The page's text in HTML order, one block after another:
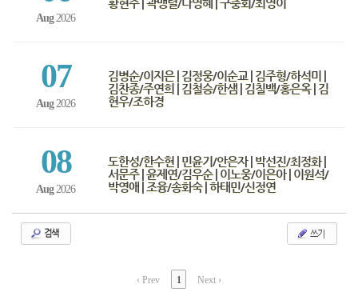
Aug 2026
황현주 | 곽맹렬/나영혜 | 구충회/최영이
07
Aug 2026
김병순/이지은 | 김정웅/이순교 | 김주형/하석미 |
김찬종/주연희 | 김철승/한샘 | 김칠백/홍은옥 | 김
현우/조하경
08
Aug 2026
도한성/한수현 | 민윤기/안은자 | 박선진/최정화 |
서문주 | 윤제연/김우순 | 이노웅/이은아 | 이원석/
박영애 | 조융/송화숙 | 하태민/신정연
검색 쓰기
‹ Prev 1 Next ›